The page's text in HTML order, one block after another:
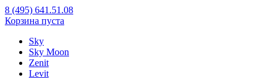
8 (495) 641.51.08
Корзина пуста
Sky
Sky Moon
Zenit
Levit